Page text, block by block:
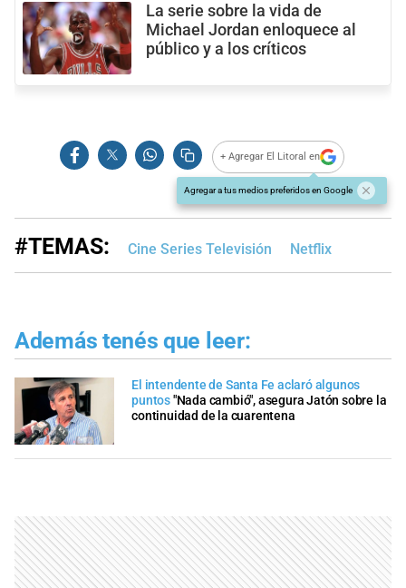
La serie sobre la vida de
Michael Jordan enloquece al
público y a los críticos
+ Agregar El Litoral en
Agregar a tus medios preferidos en Google
#TEMAS: Cine Series Televisión Netflix
Además tenés que leer:
El intendente de Santa Fe aclaró algunos
puntos"Nada cambió", asegura Jatón sobre la
continuidad de la cuarentena